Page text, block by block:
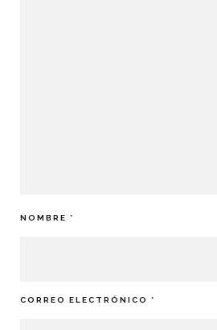
NOMBRE *
CORREO ELECTRÓNICO *